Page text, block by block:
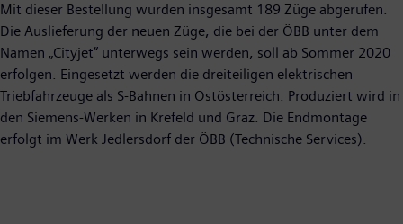
Mit dieser Bestellung wurden insgesamt 189 Züge abgerufen.
Die Auslieferung der neuen Züge, die bei der ÖBB unter dem
Namen „Cityjet“ unterwegs sein werden, soll ab Sommer 2020
erfolgen. Eingesetzt werden die dreiteiligen elektrischen
Triebfahrzeuge als S-Bahnen in Ostösterreich. Produziert wird in
den Siemens-Werken in Krefeld und Graz. Die Endmontage
erfolgt im Werk Jedlersdorf der ÖBB (Technische Services).